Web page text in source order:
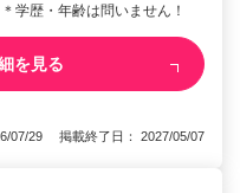
歴・年齢は問いません！
を見る
07/29 掲載終了日： 2027/05/07